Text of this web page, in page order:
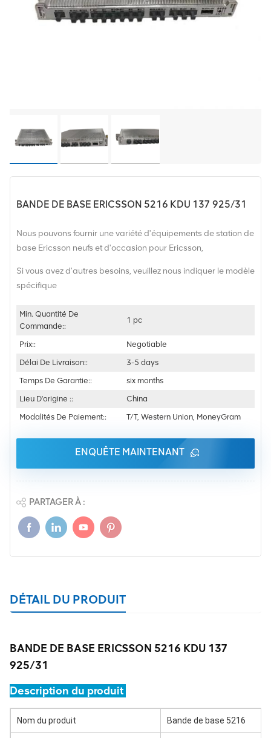
BANDE DE BASE ERICSSON 5216 KDU 137 925/31
Nous pouvons fournir une variété d'équipements de station de
base Ericsson neufs et d'occasion pour Ericsson,
Si vous avez d'autres besoins, veuillez nous indiquer le modèle
spécifique
Min. Quantité De
Commande::
1 pc
Prix::
Negotiable
Délai De Livraison::
3-5 days
Temps De Garantie::
six months
Lieu D'origine ::
China
Modalités De Paiement::
T/T, Western Union, MoneyGram
ENQUÊTE MAINTENANT
PARTAGER À :
DÉTAIL DU PRODUIT
BANDE DE BASE ERICSSON 5216 KDU 137
925/31
Description du produit
Nom du produit Bande de base 5216